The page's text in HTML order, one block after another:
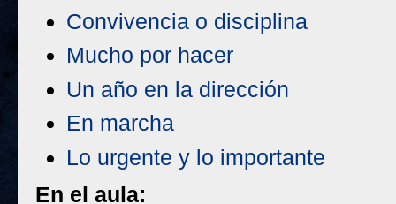
Convivencia o disciplina
Mucho por hacer
Un año en la dirección
En marcha
Lo urgente y lo importante
En el aula: